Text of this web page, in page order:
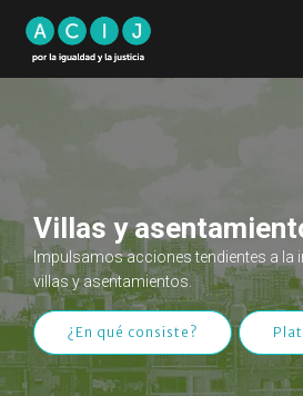
Villas y
Impulsamos acciones tendientes a la
villas y asentamientos.
¿En qué consiste?